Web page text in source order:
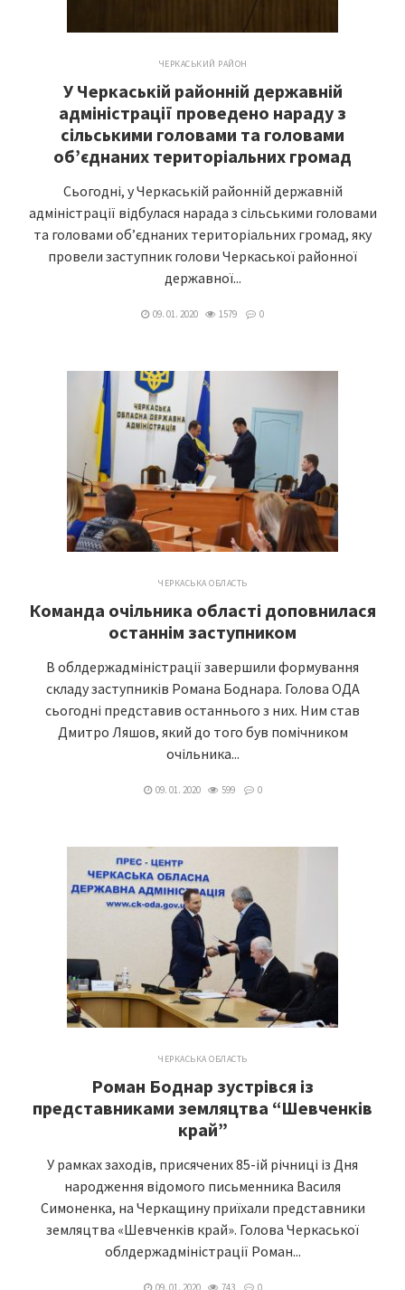
ЧЕРКАСЬКИЙ РАЙОН
У Черкаській районній державній
адміністрації проведено нараду з
сільськими головами та головами
об’єднаних територіальних громад
Сьогодні, у Черкаській районній державній
адміністрації відбулася нарада з сільськими головами
та головами об’єднаних територіальних громад, яку
провели заступник голови Черкаської районної
державної...
09. 01. 2020 1579 0
ЧЕРКАСЬКА ОБЛАСТЬ
Команда очільника області доповнилася
останнім заступником
В облдержадміністрації завершили формування
складу заступників Романа Боднара. Голова ОДА
сьогодні представив останнього з них. Ним став
Дмитро Ляшов, який до того був помічником
очільника...
09. 01. 2020 599 0
ЧЕРКАСЬКА ОБЛАСТЬ
Роман Боднар зустрівся із
представниками земляцтва “Шевченків
край”
У рамках заходів, присячених 85-ій річниці із Дня
народження відомого письменника Василя
Симоненка, на Черкащину приїхали представники
земляцтва «Шевченків край». Голова Черкаської
облдержадміністрації Роман...
09. 01. 2020 743 0